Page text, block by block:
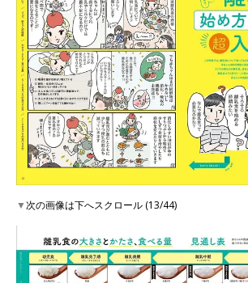
▼次の画像は下へスクロール (13/44)